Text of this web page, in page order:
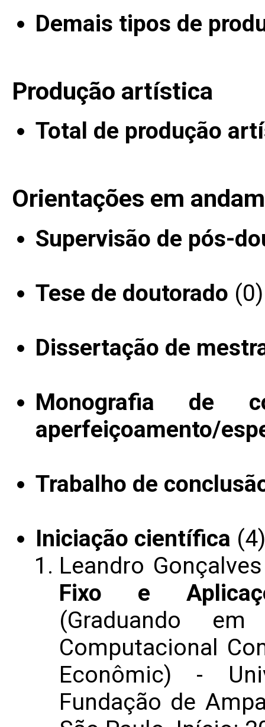
Demais tipos de
Produção artística
Total de produção
Orientações em
Supervisão de pós-
Tese de doutorado (0)
Dissertação de
Monografia de
aperfeiçoamento/
Trabalho de
Iniciação científica (4)
Leandro
Fixo e
(Graduando
Computacional
Econômic) -
Fundação de